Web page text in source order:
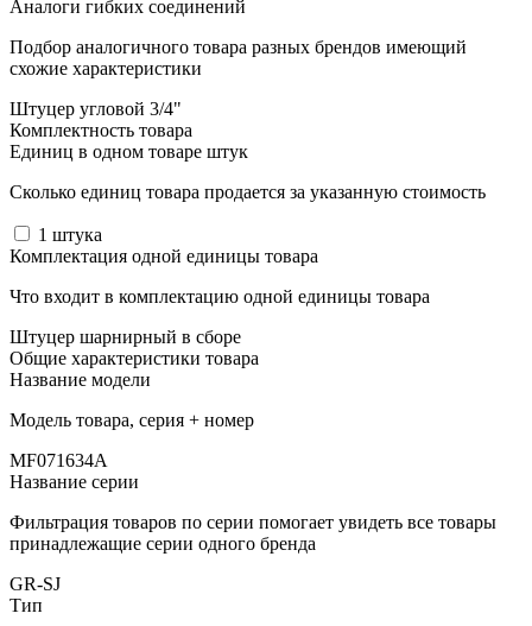
Аналоги гибких соединений
Подбор аналогичного товара разных брендов имеющий
схожие характеристики
Штуцер угловой 3/4"
Комплектность товара
Единиц в одном товаре штук
Сколько единиц товара продается за указанную стоимость
1 штука
Комплектация одной единицы товара
Что входит в комплектацию одной единицы товара
Штуцер шарнирный в сборе
Общие характеристики товара
Название модели
Модель товара, серия + номер
MF071634A
Название серии
Фильтрация товаров по серии помогает увидеть все товары
принадлежащие серии одного бренда
GR-SJ
Тип